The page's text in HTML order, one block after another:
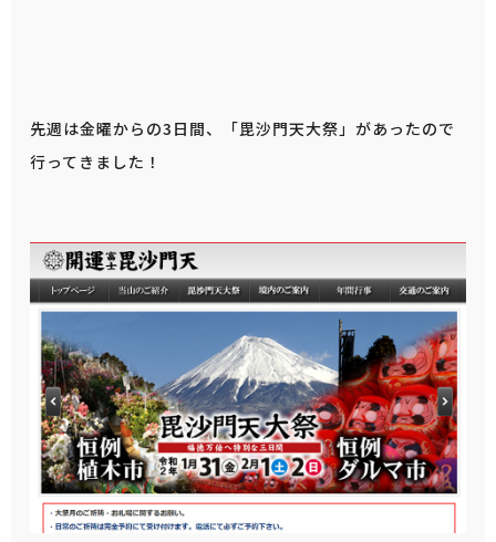
先週は金曜からの3日間、「毘沙門天大祭」があったので
行ってきました！